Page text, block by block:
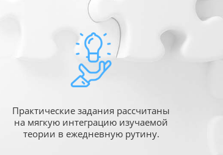
Практические задания рассчитаны
на мягкую интеграцию изучаемой
теории в ежедневную рутину.